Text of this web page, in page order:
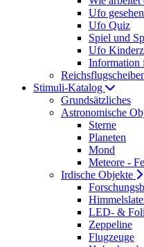
Ufo
Ufo Quiz
Spiel und
Ufo
Information
Stimuli-Katalog
Grundsätzliches
Astronomische
Sterne
Planeten
Mond
Meteore -
Irdische Objekte
LED- &
Zeppeline
Flugzeuge